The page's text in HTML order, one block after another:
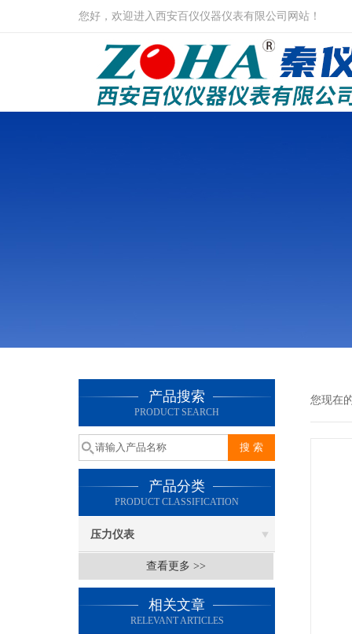
您好，欢迎进入西安百仪仪器仪表有限公司网站！
产品搜索
PRODUCT SEARCH
产品分类
PRODUCT CLASSIFICATION
压力仪表
查看更多 >>
相关文章
RELEVANT ARTICLES
您现在